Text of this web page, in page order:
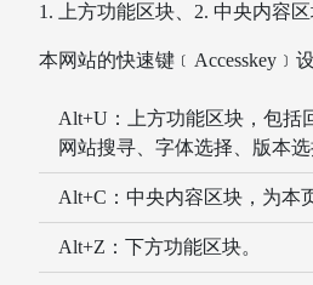
1. 上方功能区块、2. 中央内容
本网站的快速键﹝Accesskey﹞
Alt+U：上方功能区块，包括
网站搜寻、字体选择、版本选
Alt+C：中央内容区块，为本
Alt+Z：下方功能区块。